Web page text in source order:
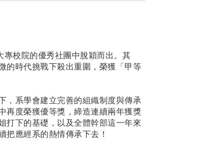
專校院的優秀社團中脫穎而出。其
的時代挑戰下殺出重圍，榮獲「甲等
，系學會建立完善的組織制度與傳承
再度榮獲優等獎，締造連續兩年獲獎
打下的基礎，以及全體幹部這一年來
把應經系的熱情傳承下去！